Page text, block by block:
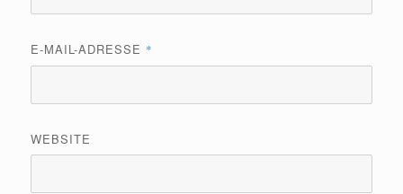
E-MAIL-ADRESSE *
WEBSITE